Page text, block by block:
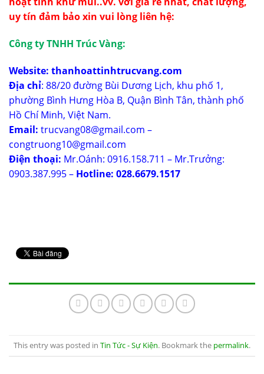
uy tín đảm bảo xin vui lòng liên hệ:
Công ty TNHH Trúc Vàng:
Website: thanhoattinhtrucvang.com
Địa chỉ: 88/20 đường Bùi Dương Lịch, khu phố 1,
phường Bình Hưng Hòa B, Quận Bình Tân, thành phố
Hồ Chí Minh, Việt Nam.
Email: trucvang08@gmail.com –
congtruong10@gmail.com
Điện thoại: Mr.Oánh: 0916.158.711 – Mr.Trưởng:
0903.387.995 – Hotline: 028.6679.1517
This entry was posted in Tin Tức - Sự Kiện. Bookmark the permalink.